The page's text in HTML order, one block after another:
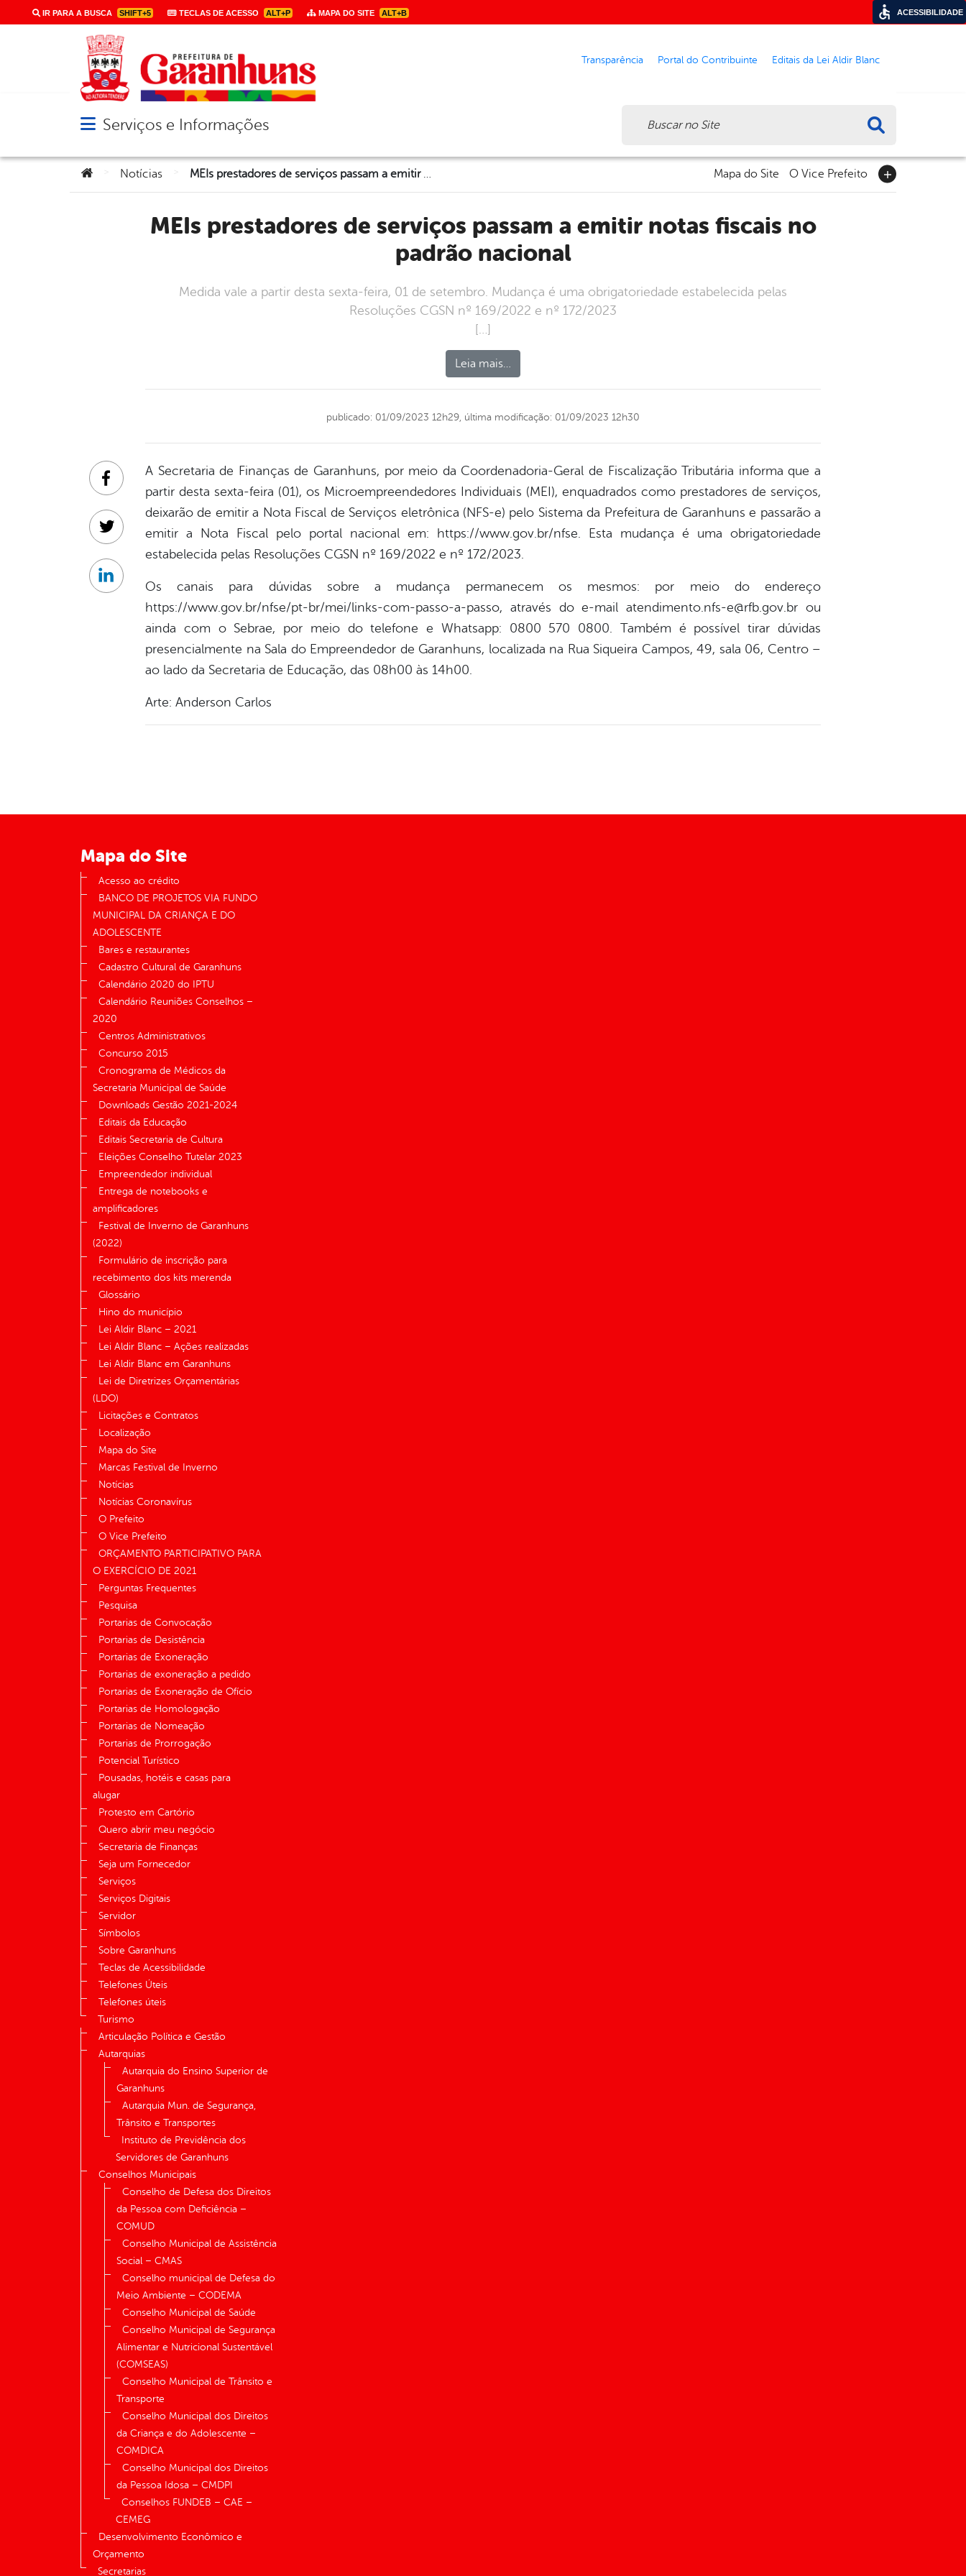
IR PARA A BUSCA SHIFT+5 TECLAS DE ACESSO ALT+P MAPA DO SITE ALT+B
Transparência Portal do Contribuinte Editais da Lei Aldir Blanc
Abrir menu principal de navegação
Serviços e Informações
Você está aqui:
Notícias MEIs prestadores de serviços passam a emitir notas fiscais no padrão nacional Mapa do Site O Vice Prefeito
MEIs prestadores de serviços passam a emitir notas fiscais no
padrão nacional
Medida vale a partir desta sexta-feira, 01 de setembro. Mudança é uma obrigatoriedade estabelecida pelas
Resoluções CGSN nº 169/2022 e nº 172/2023
[…]
Leia mais…
publicado: 01/09/2023 12h29, última modificação: 01/09/2023 12h30
A Secretaria de Finanças de Garanhuns, por meio da Coordenadoria-Geral de Fiscalização Tributária informa que a
partir desta sexta-feira (01), os Microempreendedores Individuais (MEI), enquadrados como prestadores de serviços,
deixarão de emitir a Nota Fiscal de Serviços eletrônica (NFS-e) pelo Sistema da Prefeitura de Garanhuns e passarão a
emitir a Nota Fiscal pelo portal nacional em: https://www.gov.br/nfse. Esta mudança é uma obrigatoriedade
estabelecida pelas Resoluções CGSN nº 169/2022 e nº 172/2023.
Os canais para dúvidas sobre a mudança permanecem os mesmos: por meio do endereço
https://www.gov.br/nfse/pt-br/mei/links-com-passo-a-passo, através do e-mail atendimento.nfs-e@rfb.gov.br ou
ainda com o Sebrae, por meio do telefone e Whatsapp: 0800 570 0800. Também é possível tirar dúvidas
presencialmente na Sala do Empreendedor de Garanhuns, localizada na Rua Siqueira Campos, 49, sala 06, Centro –
ao lado da Secretaria de Educação, das 08h00 às 14h00.
Arte: Anderson Carlos
Facebook
Twitter
Linkedin
Mapa do Site
Acesso ao crédito
BANCO DE PROJETOS VIA FUNDO
MUNICIPAL DA CRIANÇA E DO
ADOLESCENTE
Bares e restaurantes
Cadastro Cultural de Garanhuns
Calendário 2020 do IPTU
Calendário Reuniões Conselhos –
2020
Centros Administrativos
Concurso 2015
Cronograma de Médicos da
Secretaria Municipal de Saúde
Downloads Gestão 2021-2024
Editais da Educação
Editais Secretaria de Cultura
Eleições Conselho Tutelar 2023
Empreendedor individual
Entrega de notebooks e
amplificadores
Festival de Inverno de Garanhuns
(2022)
Formulário de inscrição para
recebimento dos kits merenda
Glossário
Hino do município
Lei Aldir Blanc – 2021
Lei Aldir Blanc – Ações realizadas
Lei Aldir Blanc em Garanhuns
Lei de Diretrizes Orçamentárias
(LDO)
Licitações e Contratos
Localização
Mapa do Site
Marcas Festival de Inverno
Notícias
Notícias Coronavírus
O Prefeito
O Vice Prefeito
ORÇAMENTO PARTICIPATIVO PARA
O EXERCÍCIO DE 2021
Perguntas Frequentes
Pesquisa
Portarias de Convocação
Portarias de Desistência
Portarias de Exoneração
Portarias de exoneração a pedido
Portarias de Exoneração de Ofício
Portarias de Homologação
Portarias de Nomeação
Portarias de Prorrogação
Potencial Turístico
Pousadas, hotéis e casas para
alugar
Protesto em Cartório
Quero abrir meu negócio
Secretaria de Finanças
Seja um Fornecedor
Serviços
Serviços Digitais
Servidor
Símbolos
Sobre Garanhuns
Teclas de Acessibilidade
Telefones Úteis
Telefones úteis
Turismo
Articulação Política e Gestão
Autarquias
Autarquia do Ensino Superior de
Garanhuns
Autarquia Mun. de Segurança,
Trânsito e Transportes
Instituto de Previdência dos
Servidores de Garanhuns
Conselhos Municipais
Conselho de Defesa dos Direitos
da Pessoa com Deficiência –
COMUD
Conselho Municipal de Assistência
Social – CMAS
Conselho municipal de Defesa do
Meio Ambiente – CODEMA
Conselho Municipal de Saúde
Conselho Municipal de Segurança
Alimentar e Nutricional Sustentável
(COMSEAS)
Conselho Municipal de Trânsito e
Transporte
Conselho Municipal dos Direitos
da Criança e do Adolescente –
COMDICA
Conselho Municipal dos Direitos
da Pessoa Idosa – CMDPI
Conselhos FUNDEB – CAE –
CEMEG
Desenvolvimento Econômico e
Orçamento
Secretarias
ACESSIBILIDADE